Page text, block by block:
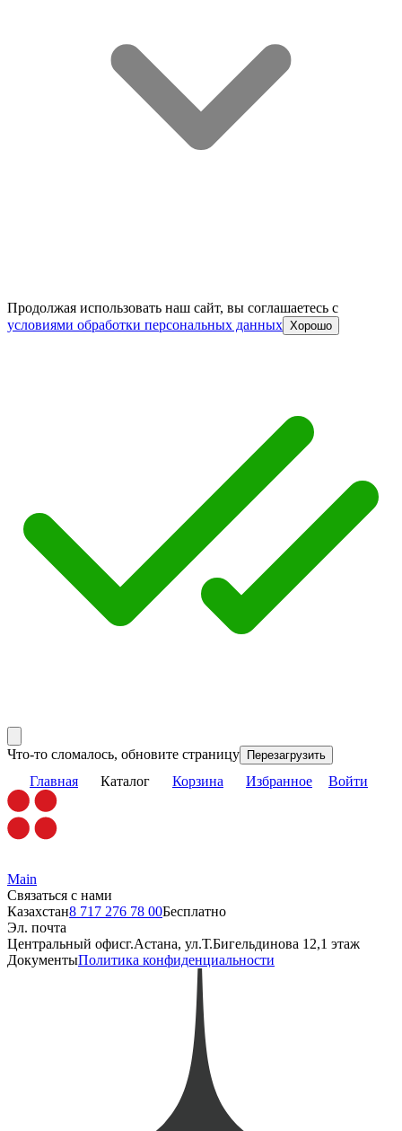
Продолжая использовать наш сайт, вы соглашаетесь c
условиями обработки персональных данных Хорошо
Что-то сломалось, обновите страницу Перезагрузить
Главная Каталог Корзина Избранное Войти
Main
Связаться с нами
Казахстан8 717 276 78 00Бесплатно
Эл. почта
Центральный офисг.Астана, ул.Т.Бигельдинова 12,1 этаж
ДокументыПолитика конфиденциальности